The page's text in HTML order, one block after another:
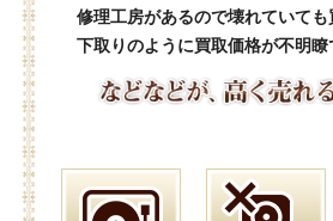
修理工房があるので壊れていても
下取りのように買取価格が不明瞭